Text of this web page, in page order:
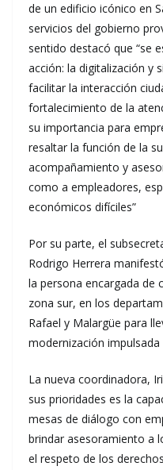
de un edificio icónico en
servicios del gobierno
sentido destacó que “se
acción: la digitalización y
facilitar la interacción
fortalecimiento de la
su importancia para
resaltar la función de la
acompañamiento y
como a empleadores,
económicos difíciles”
Por su parte, el
Rodrigo Herrera
la persona encargada de
zona sur, en los
Rafael y Malargüe para
modernización
La nueva coordinadora,
sus prioridades es la
mesas de diálogo con
brindar asesoramiento a
el respeto de los